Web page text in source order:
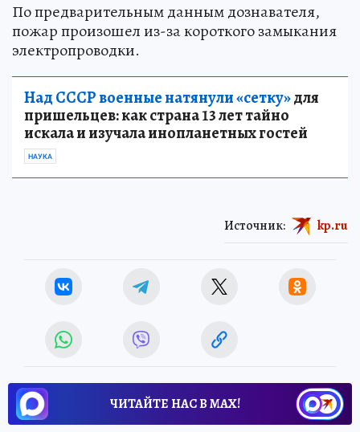
По предварительным данным дознавателя,
пожар произошел из-за короткого замыкания
электропроводки.
Над СССР военные натянули «сетку»для
пришельцев: как страна 13 лет тайно
искала и изучала инопланетных гостей
НАУКА
Источник: kp.ru
ЧИТАЙТЕ НАС В МАХ!